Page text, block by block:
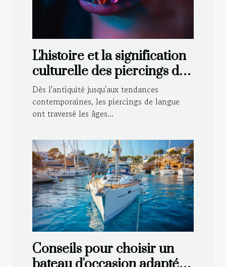
L'histoire et la signification
culturelle des piercings de
langue
Dès l'antiquité jusqu'aux tendances
contemporaines, les piercings de langue
ont traversé les âges...
Conseils pour choisir un